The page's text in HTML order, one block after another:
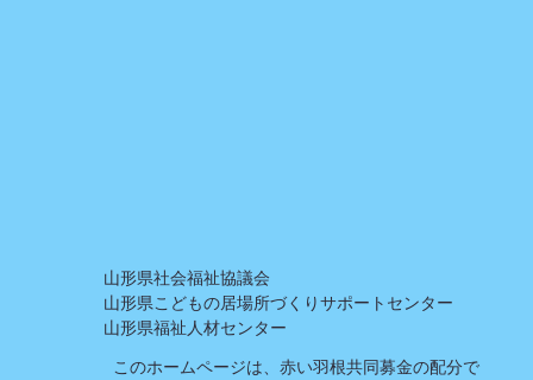
山形県社会福祉協議会
山形県こどもの居場所づくりサポートセンター
山形県福祉人材センター
このホームページは、赤い羽根共同募金の配分で